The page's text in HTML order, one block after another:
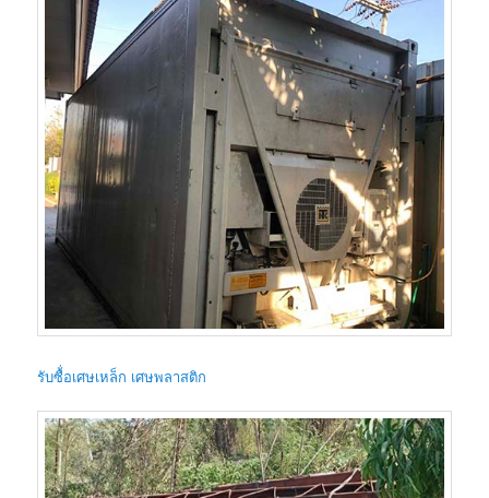
รับซื้่อเศษเหล็ก เศษพลาสติก